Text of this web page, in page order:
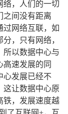
络，人们的一切
之间没有距离
过网络互联，如
，只有网络，
所以数据中心与
高速发展的同
心发展已经不
这让数据中心原
铁，发展速度越